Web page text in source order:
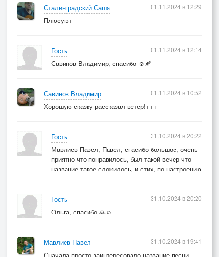
Сталинградский Саша
Плюсую+
01.11.2024 в 12:29
Гость
Савинов Владимир, спасибо ☺️🍂
01.11.2024 в 12:14
Савинов Владимир
Хорошую сказку рассказал ветер!+++
01.11.2024 в 10:52
Гость
Мавлиев Павел, Павел, спасибо большое, очень
приятно что понравилось, был такой вечер что
название такое сложилось, и стих, по настроению
31.10.2024 в 20:22
Гость
Ольга, спасибо 🙏☺️
31.10.2024 в 20:20
Мавлиев Павел
Сначала просто заинтересовало название песни,
31.10.2024 в 19:41